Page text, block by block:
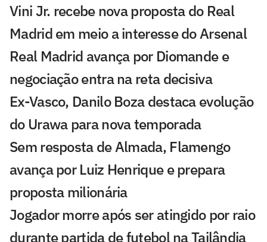
Vini Jr. recebe nova proposta do Real
Madrid em meio a interesse do Arsenal
Real Madrid avança por Diomande e
negociação entra na reta decisiva
Ex-Vasco, Danilo Boza destaca evolução
do Urawa para nova temporada
Sem resposta de Almada, Flamengo
avança por Luiz Henrique e prepara
proposta milionária
Jogador morre após ser atingido por raio
durante partida de futebol na Tailândia